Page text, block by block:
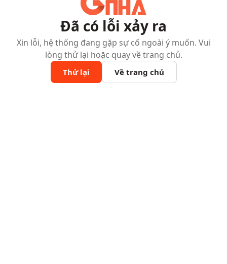
Đã có lỗi xảy ra
Xin lỗi, hệ thống đang gặp sự cố ngoài ý muốn. Vui
lòng thử lại hoặc quay về trang chủ.
Thử lại Về trang chủ